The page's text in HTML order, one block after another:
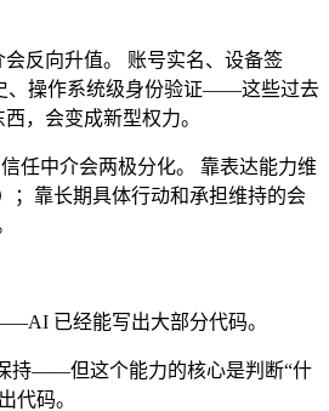
会反向升值。 账号实名、设备签
、操作系统级身份验证——这些过去
，会变成新型权力。
任中介会两极分化。 靠表达能力维
；靠长期具体行动和承担维持的会
已经能写出大部分代码。
持——但这个能力的核心是判断“什
代码。